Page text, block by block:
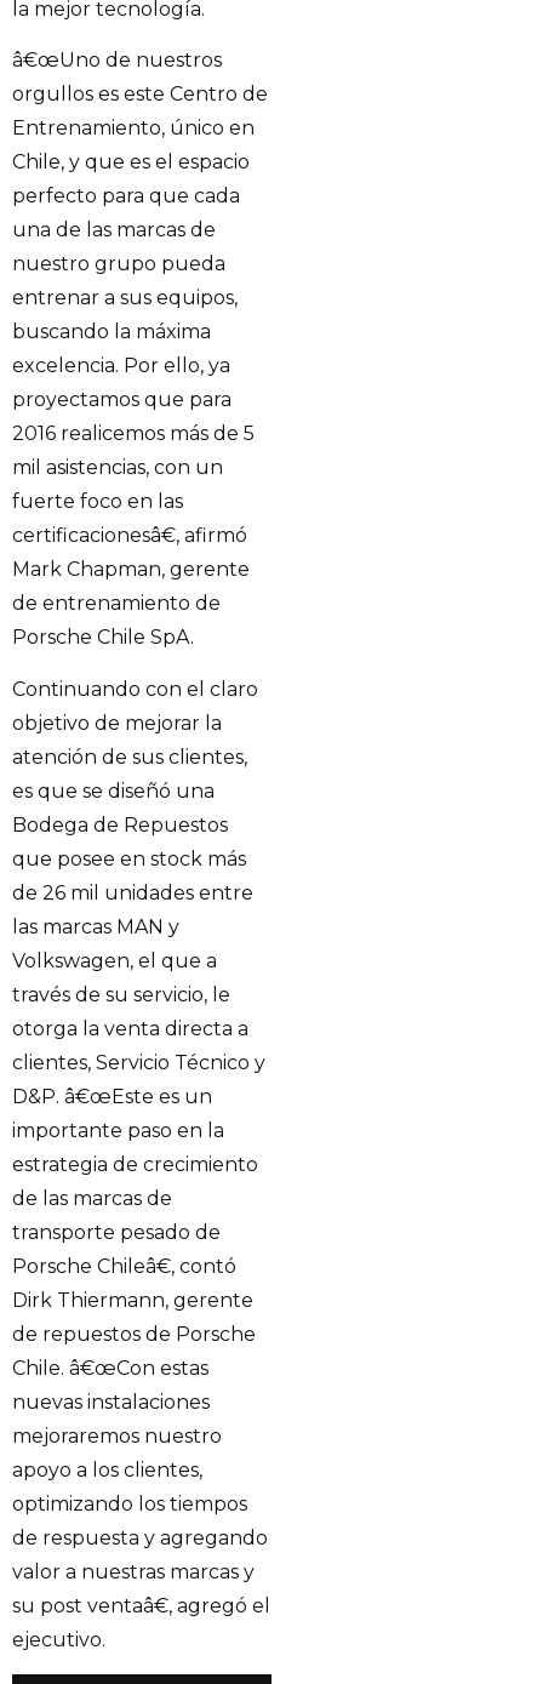
la mejor tecnología.
â€œUno de nuestros
orgullos es este Centro de
Entrenamiento, único en
Chile, y que es el espacio
perfecto para que cada
una de las marcas de
nuestro grupo pueda
entrenar a sus equipos,
buscando la máxima
excelencia. Por ello, ya
proyectamos que para
2016 realicemos más de 5
mil asistencias, con un
fuerte foco en las
certificacionesâ€, afirmó
Mark Chapman, gerente
de entrenamiento de
Porsche Chile SpA.
Continuando con el claro
objetivo de mejorar la
atención de sus clientes,
es que se diseñó una
Bodega de Repuestos
que posee en stock más
de 26 mil unidades entre
las marcas MAN y
Volkswagen, el que a
través de su servicio, le
otorga la venta directa a
clientes, Servicio Técnico y
D&P. â€œEste es un
importante paso en la
estrategia de crecimiento
de las marcas de
transporte pesado de
Porsche Chileâ€, contó
Dirk Thiermann, gerente
de repuestos de Porsche
Chile. â€œCon estas
nuevas instalaciones
mejoraremos nuestro
apoyo a los clientes,
optimizando los tiempos
de respuesta y agregando
valor a nuestras marcas y
su post ventaâ€, agregó el
ejecutivo.